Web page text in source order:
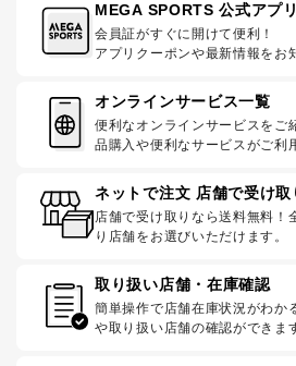
MEGA SPORTS 公式アプリ
会員証がすぐに開けて便利！
アプリクーポンや最新情報をお
オンラインサービス一覧
便利なオンラインサービスをご
品購入や便利なサービスがご利
ネットで注文 店舗で受け取
店舗で受け取りなら送料無料！
り店舗をお選びいただけます。
取り扱い店舗・在庫確認
簡単操作で店舗在庫状況がわか
や取り扱い店舗の確認ができま